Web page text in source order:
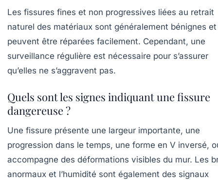
Les fissures fines et non progressives liées au retrait
naturel des matériaux sont généralement bénignes et
peuvent être réparées facilement. Cependant, une
surveillance régulière est nécessaire pour s’assurer
qu’elles ne s’aggravent pas.
Quels sont les signes indiquant une fissure
dangereuse ?
Une fissure présente une largeur importante, une
progression dans le temps, une forme en V inversé,
accompagne des déformations visibles du mur. Les
anormaux et l’humidité sont également des signaux